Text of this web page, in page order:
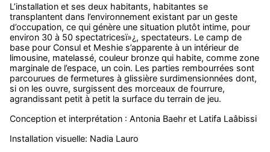
L’installation et ses deux habitants, habitantes se
transplantent dans l’environnement existant par un geste
d’occupation, ce qui génère une situation plutôt intime, pour
environ 30 à 50 spectatricesï»¿, spectateurs. Le camp de
base pour Consul et Meshie s’apparente à un intérieur de
limousine, matelassé, couleur bronze qui habite, comme zone
marginale de l’espace, un coin. Les parties rembourrées sont
parcourues de fermetures à glissière surdimensionnées dont,
si on les ouvre, surgissent des morceaux de fourrure,
agrandissant petit à petit la surface du terrain de jeu.
Conception et interprétation : Antonia Baehr et Latifa Laâbissi
Installation visuelle: Nadia Lauro